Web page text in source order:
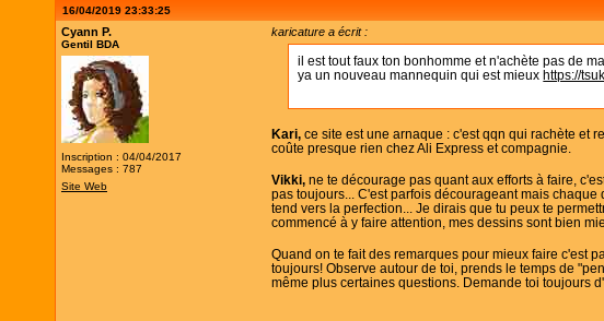
16/04/2019 23:33:25
Cyann P.
Gentil BDA
Inscription : 04/04/2017
Messages : 787
Site Web
karicature a écrit :
il est tout faux ton bonhomme et n'achète pas de
ya un nouveau mannequin qui est mieuxhttps://
Kari, ce site est une arnaque : c'est qqn qui rachète et
coûte presque rien chez Ali Express et compagnie.
Vikki, ne te décourage pas quant aux efforts à faire,
pas toujours... C'est parfois décourageant mais
tend vers la perfection... Je dirais que tu peux te
commencé à y faire attention, mes dessins sont bien
Quand on te fait des remarques pour mieux faire c'est
toujours! Observe autour de toi, prends le temps de
même plus certaines questions. Demande toi toujours